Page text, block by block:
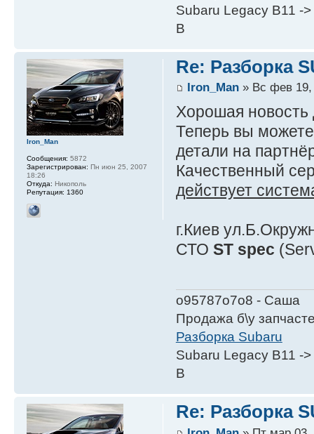
Subaru Legacy B11 -
B
Re: Разборка
Iron_Man» Вс фев 19,
Хорошая новость
Теперь вы
детали на
Качественный
действует
г.Киев
СТО ST spec
о95787о7о8 - Саша
Продажа б\у
Разборка Subaru
Subaru Legacy B11 -
B
Iron_Man
Сообщения: 5872
Зарегистрирован: Пн июн 25, 2007
18:26
Откуда: Никополь
Репутация: 1360
Re: Разборка